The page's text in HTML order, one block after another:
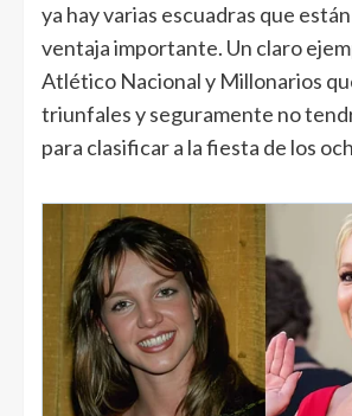
ya hay varias escuadras que
ventaja importante. Un claro
Atlético Nacional y Millonarios
triunfales y seguramente no
para clasificar a la fiesta de los